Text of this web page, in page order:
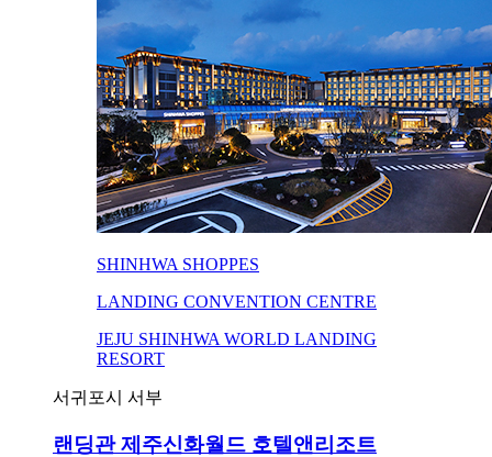
SHINHWA SHOPPES
LANDING CONVENTION CENTRE
JEJU SHINHWA WORLD LANDING
RESORT
서귀포시 서부
랜딩관 제주신화월드 호텔앤리조트